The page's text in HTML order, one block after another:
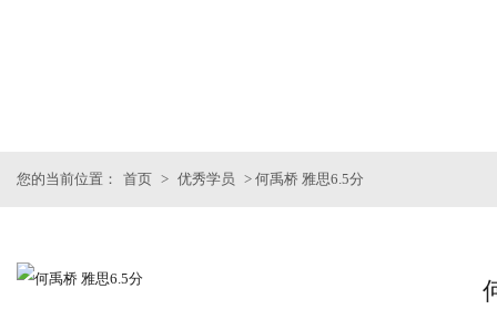
您的当前位置： 首页 > 优秀学员 > 何禹桥 雅思6.5分
托福一对二 SAT词汇班